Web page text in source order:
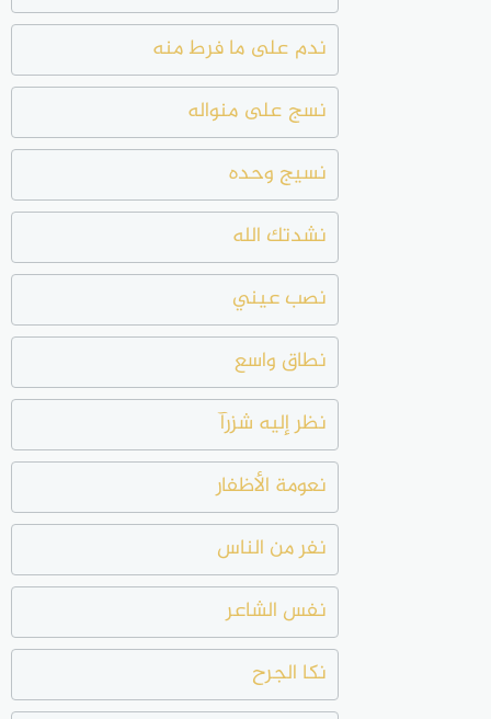
ندم على ما فرط منه
نسج على منواله
نسيج وحده
نشدتك الله
نصب عيني
نطاق واسع
نظر إليه شزرآ
نعومة الأظفار
نفر من الناس
نفس الشاعر
نكا الجرح